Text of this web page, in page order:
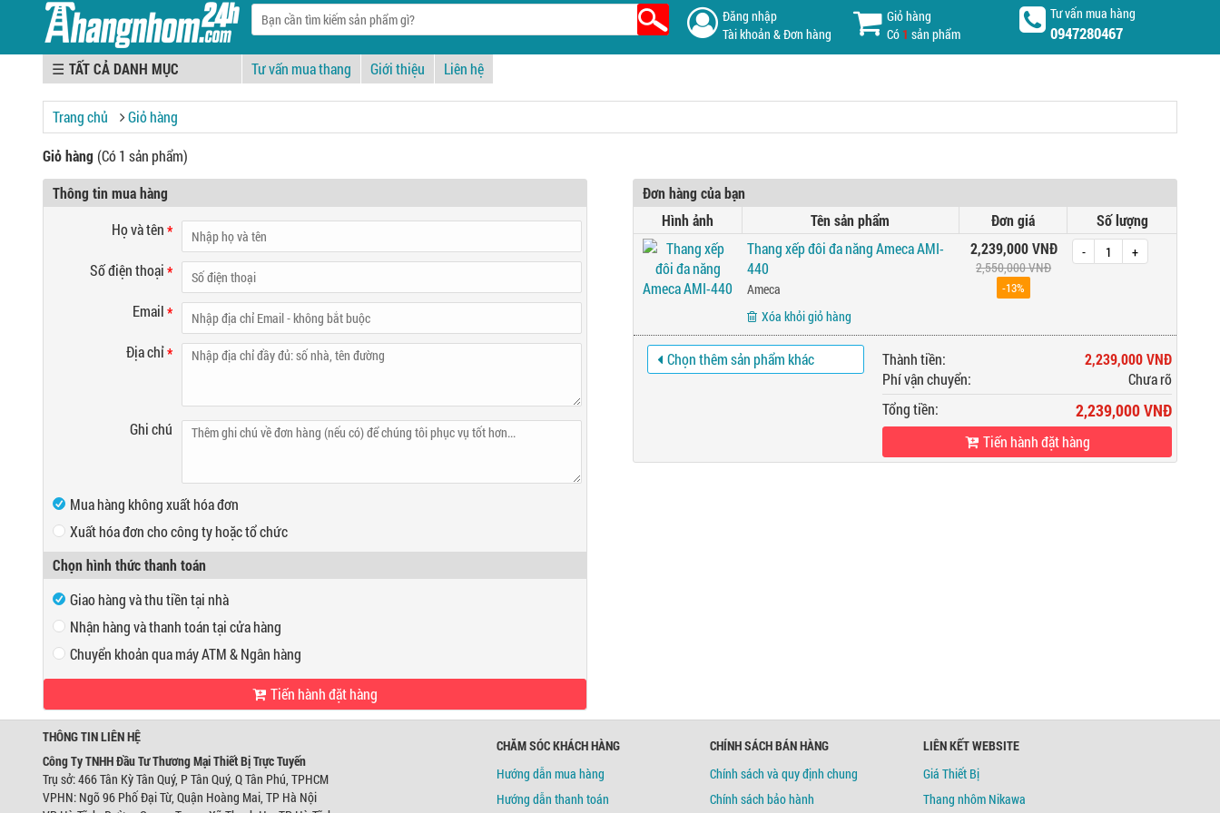
Đăng nhập
Tài khoản & Đơn hàng
Giỏ hàng
Có1 sản phẩm
Tư vấn mua hàng
0947280467
☰ Tư vấn mua thang Giới thiệu Liên hệ
Trang chủ Giỏ hàng
Giỏ hàng (Có 1 sản phẩm)
Đơn hàng của bạn
Hình ảnh
Tên sản phẩm Đơn giá
Số lượng
Thang xếp đôi đa năng Ameca AMI-
440
Ameca
Xóa khỏi giỏ hàng
2,239,000 VNĐ
2,550,000 VNĐ
-13%
- +
Thành tiền:
2,239,000 VNĐ
Phí vận chuyển:
Chưa rõ
Tổng tiền:
2,239,000 VNĐ
Tiến hành đặt hàng
Chọn thêm sản phẩm khác
Thông tin mua hàng
Họ và tên*
Số điện thoại*
Email*
Địa chỉ*
Ghi chú
Mua hàng không xuất hóa đơn
Xuất hóa đơn cho công ty hoặc tổ chức
Mã số thuế
Địa chỉ
Chọn hình thức thanh toán
Giao hàng và thu tiền tại nhà
Nhận hàng và thanh toán tại cửa hàng
VP Hồ Chí Minh:
466 Tân Kỳ Tân Quý, P Tân Quý, Q Tân Phú, TPHCM
Điện thoại:0947280467
VP Hà Nội:
Địa chỉ: Ngõ 96 Phố Đại Từ, Quận Hoàng Mai, TP Hà Nội
Điện thoại:0944746879
Chuyển khoản qua máy ATM & Ngân hàng
Ngân hàng Ngoại thương Việt Nam
Chi nhánh:Chi nhánh Hùng Vương
Ngân hàng Ngoại thương Việt Nam
Chi nhánh:Chi nhánh Hùng Vương
Tiến hành đặt hàng
THÔNG TIN LIÊN HỆ
Công Ty TNHH Đầu Tư Thương Mại Thiết Bị Trực Tuyến
Trụ sở: 466 Tân Kỳ Tân Quý, P Tân Quý, Q Tân Phú, TPHCM
VPHN: Ngõ 96 Phố Đại Từ, Quận Hoàng Mai, TP Hà Nội
CHĂM SÓC KHÁCH HÀNG
Hướng dẫn mua hàng
Hướng dẫn thanh toán
CHÍNH SÁCH BÁN HÀNG
Chính sách và quy định chung
Chính sách bảo hành
LIÊN KẾT WEBSITE
Giá Thiết Bị
Thang nhôm Nikawa